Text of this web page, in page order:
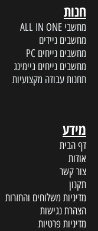
חנות
מחשבי ALL IN ONE
מחשבים ניידים
מחשבים נייחים PC
מחשבים נייחים גיימינג
תחנות עבודה מקצועיות
מידע
דף הבית
אודות
צור קשר
תקנון
מדיניות משלוחים והחזרות
הצהרת נגישות
מדיניות פרטיות